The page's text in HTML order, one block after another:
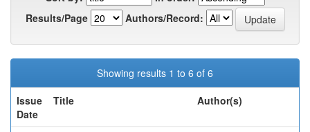
Results/Page
Authors/Record:
Showing results 1 to 6 of 6
Issue
Date
Title Author(s)